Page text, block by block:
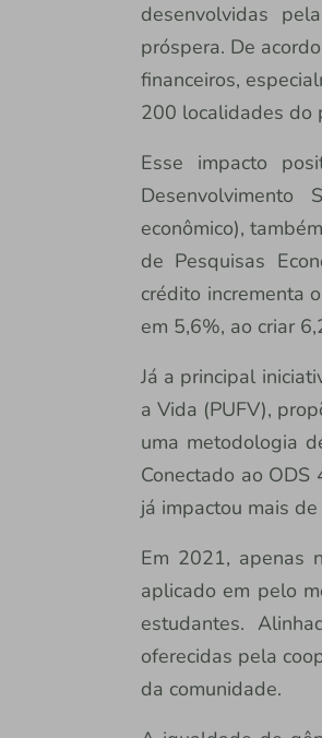
desenvolvidas
próspera. De
financeiros,
200 localidades do
Esse impacto
econômico),
de Pesquisas
crédito incrementa
em 5,6%, ao criar
Já a principal
a Vida (PUFV),
uma metodologia
Conectado ao
já impactou mais
Em 2021, apenas
aplicado em pelo
estudantes.
oferecidas pela
da comunidade.